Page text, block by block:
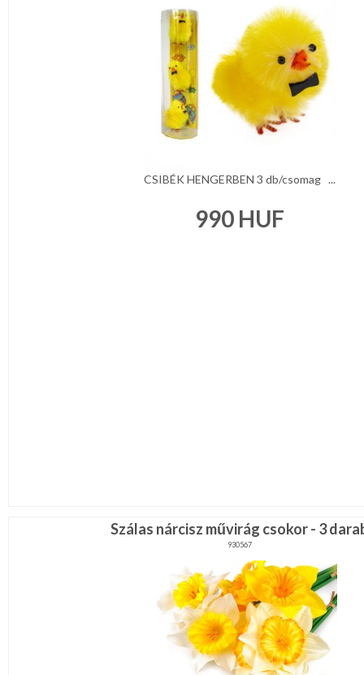
CSIBÉK HENGERBEN 3 db/csomag ...
990HUF
Szálas nárcisz művirág csokor - 3
930567